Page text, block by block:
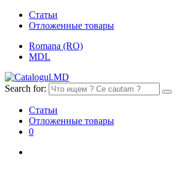
Статьи
Отложенные товары
Romana (RO)
MDL
Search for:
Статьи
Отложенные товары
0